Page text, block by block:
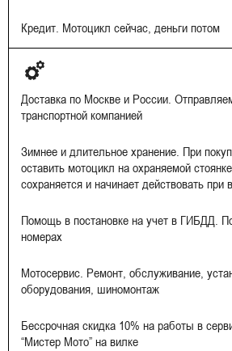
Кредит. Мотоцикл сейчас, деньги потом
Доставка по Москве и России.
транспортной компанией
Зимнее и длительное хранение. При
оставить мотоцикл на охраняемой
сохраняется и начинает действовать при
Помощь в постановке на учет в ГИБДД.
номерах
Мотосервис. Ремонт, обслуживание,
оборудования, шиномонтаж
Бессрочная скидка 10% на работы в
“Мистер Мото” на вилке